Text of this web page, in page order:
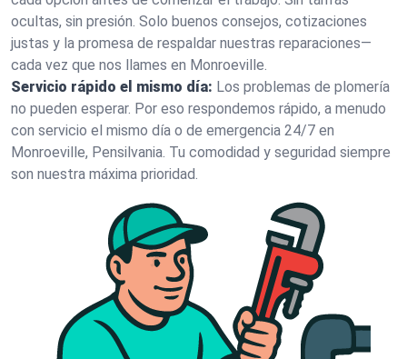
ocultas, sin presión. Solo buenos consejos, cotizaciones
justas y la promesa de respaldar nuestras reparaciones—
cada vez que nos llames en Monroeville.
Servicio rápido el mismo día: Los problemas de plomería
no pueden esperar. Por eso respondemos rápido, a menudo
con servicio el mismo día o de emergencia 24/7 en
Monroeville, Pensilvania. Tu comodidad y seguridad siempre
son nuestra máxima prioridad.